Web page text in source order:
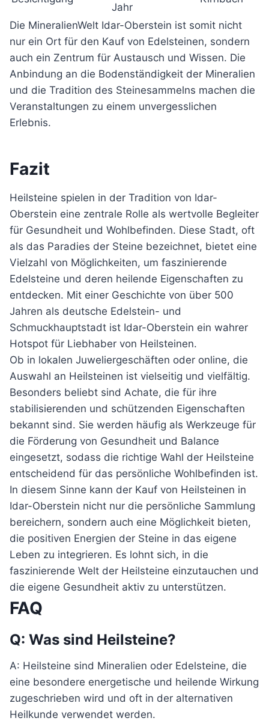
Jahr
Die MineralienWelt Idar-Oberstein ist somit nicht
nur ein Ort für den Kauf von Edelsteinen, sondern
auch ein Zentrum für Austausch und Wissen. Die
Anbindung an die Bodenständigkeit der Mineralien
und die Tradition des Steinesammelns machen die
Veranstaltungen zu einem unvergesslichen
Erlebnis.
Fazit
Heilsteine spielen in der Tradition von Idar-
Oberstein eine zentrale Rolle als wertvolle Begleiter
für Gesundheit und Wohlbefinden. Diese Stadt, oft
als das Paradies der Steine bezeichnet, bietet eine
Vielzahl von Möglichkeiten, um faszinierende
Edelsteine und deren heilende Eigenschaften zu
entdecken. Mit einer Geschichte von über 500
Jahren als deutsche Edelstein- und
Schmuckhauptstadt ist Idar-Oberstein ein wahrer
Hotspot für Liebhaber von Heilsteinen.
Ob in lokalen Juweliergeschäften oder online, die
Auswahl an Heilsteinen ist vielseitig und vielfältig.
Besonders beliebt sind Achate, die für ihre
stabilisierenden und schützenden Eigenschaften
bekannt sind. Sie werden häufig als Werkzeuge für
die Förderung von Gesundheit und Balance
eingesetzt, sodass die richtige Wahl der Heilsteine
entscheidend für das persönliche Wohlbefinden ist.
In diesem Sinne kann der Kauf von Heilsteinen in
Idar-Oberstein nicht nur die persönliche Sammlung
bereichern, sondern auch eine Möglichkeit bieten,
die positiven Energien der Steine in das eigene
Leben zu integrieren. Es lohnt sich, in die
faszinierende Welt der Heilsteine einzutauchen und
die eigene Gesundheit aktiv zu unterstützen.
FAQ
Q: Was sind Heilsteine?
A: Heilsteine sind Mineralien oder Edelsteine, die
eine besondere energetische und heilende Wirkung
zugeschrieben wird und oft in der alternativen
Heilkunde verwendet werden.